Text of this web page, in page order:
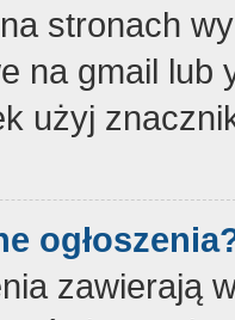
stronach
na gmail lub
użyj
zawierają